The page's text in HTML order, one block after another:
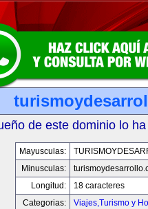
de este dominio lo
Mayusculas:
Minusculas:
Longitud:
18 caracteres
Categorias:
Viajes,Turismo y